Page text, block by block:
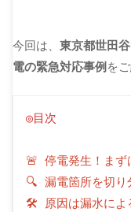
今回は、東京都世田
電の緊急対応事例 を
◎目次
🚨 停電発生！まず
🔍 漏電箇所を切り
🛠 原因は漏水によ